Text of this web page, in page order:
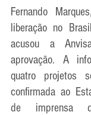
Fernando
liberação no
acusou a
aprovação. A
quatro projetos
confirmada ao
de imprensa